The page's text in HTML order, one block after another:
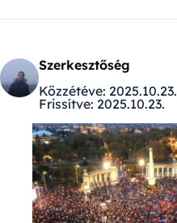
Szerkesztőség
Közzétéve: 2025.10.23.
Frissítve: 2025.10.23.